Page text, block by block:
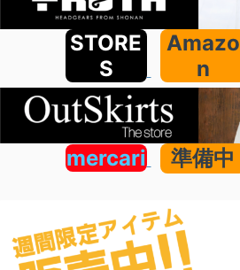
STORE
S
Amazo
n
mercari 準備中